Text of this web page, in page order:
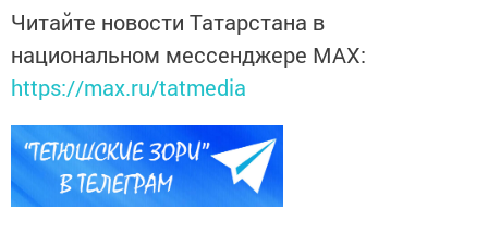
Читайте новости Татарстана в
национальном мессенджере MАХ:
https://max.ru/tatmedia